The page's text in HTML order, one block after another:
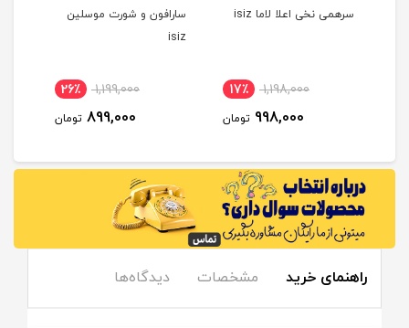
سرهمی نخی اعلا لاما isiz
1,198,000 17٪
998,000 تومان
سارافون و شورت موسلین
isiz
1,199,000 26٪
899,000 تومان
راهنمای خرید مشخصات دیدگاه‌ها